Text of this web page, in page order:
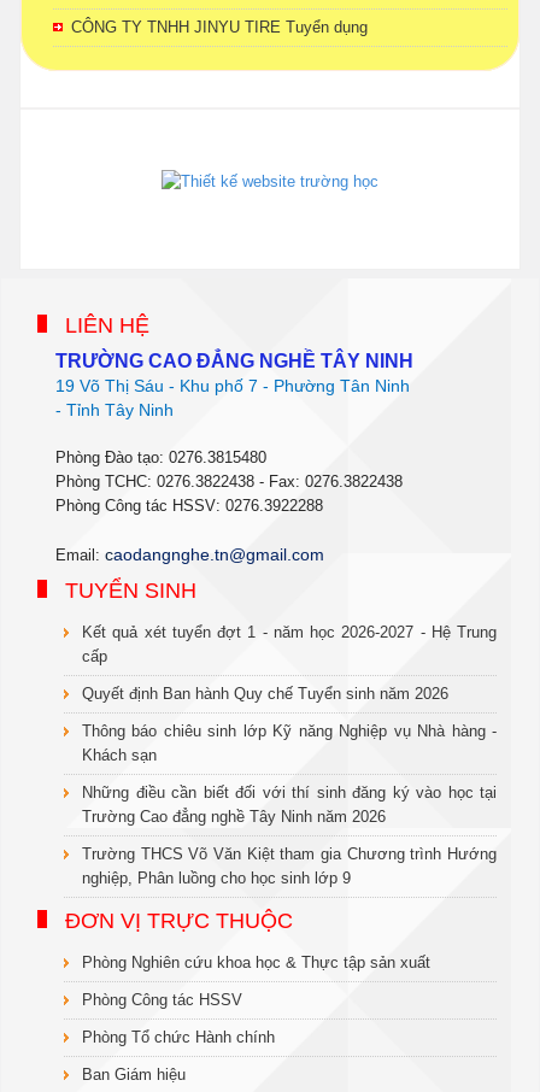
CÔNG TY TNHH JINYU TIRE Tuyển dụng
LIÊN HỆ
TRƯỜNG CAO ĐẲNG NGHỀ TÂY NINH
19 Võ Thị Sáu - Khu phố 7 - Phường Tân Ninh
- Tỉnh Tây Ninh
Phòng Đào tạo: 0276.3815480
Phòng TCHC: 0276.3822438 - Fax: 0276.3822438
Phòng Công tác HSSV: 0276.3922288
Email: caodangnghe.tn@gmail.com
TUYỂN SINH
Kết quả xét tuyển đợt 1 - năm học 2026-2027 - Hệ Trung
cấp
Quyết định Ban hành Quy chế Tuyển sinh năm 2026
Thông báo chiêu sinh lớp Kỹ năng Nghiệp vụ Nhà hàng -
Khách sạn
Những điều cần biết đối với thí sinh đăng ký vào học tại
Trường Cao đẳng nghề Tây Ninh năm 2026
Trường THCS Võ Văn Kiệt tham gia Chương trình Hướng
nghiệp, Phân luồng cho học sinh lớp 9
ĐƠN VỊ TRỰC THUỘC
Phòng Nghiên cứu khoa học & Thực tập sản xuất
Phòng Công tác HSSV
Phòng Tổ chức Hành chính
Ban Giám hiệu